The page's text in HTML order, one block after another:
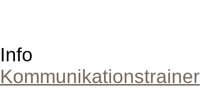
Info
Kommunikationstrainer